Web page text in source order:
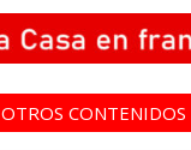
OTROS CONTENIDOS